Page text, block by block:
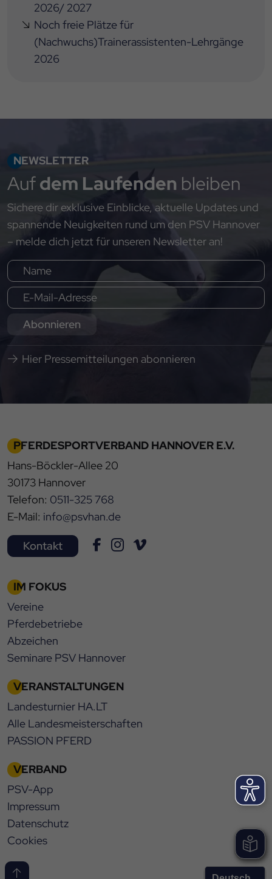
2026/ 2027
Noch freie Plätze für
(Nachwuchs)Trainerassistenten-Lehrgänge
2026
NEWSLETTER
Aufdem Laufenden bleiben
Sichere dir exklusive Einblicke, aktuelle Updates und
spannende Neuigkeiten rund um den PSV Hannover
– melde dich jetzt für unseren Newsletter an!
Abonnieren
Hier Pressemitteilungen abonnieren
PFERDESPORTVERBAND HANNOVER E.V.
Hans-Böckler-Allee 20
30173 Hannover
Telefon: 0511-325 768
E-Mail: info@psvhan.de
Kontakt
IM FOKUS
Vereine
Pferdebetriebe
Abzeichen
Seminare PSV Hannover
VERANSTALTUNGEN
Landesturnier HA.LT
Alle Landesmeisterschaften
PASSION PFERD
VERBAND
PSV-App
Impressum
Datenschutz
Cookies